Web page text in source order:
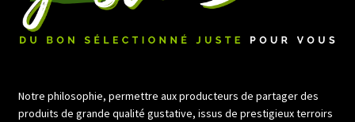
Notre philosophie, permettre aux producteurs de partager des
produits de grande qualité gustative, issus de prestigieux terroirs